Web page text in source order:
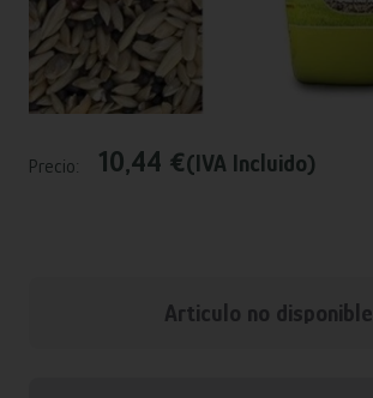
Precio: 10,44 €(IVA Incluido)
Articulo no disponible